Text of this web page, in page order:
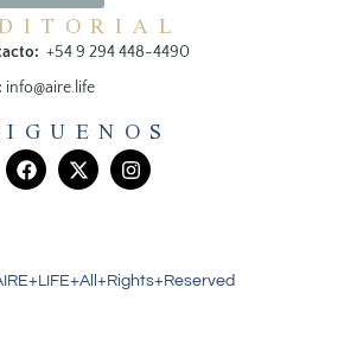
+54 9 294 448-4490
info@aire.life